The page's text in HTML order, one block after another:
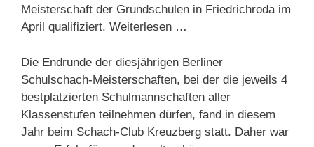
Meisterschaft der Grundschulen in Friedrichroda im
April qualifiziert. Weiterlesen …
Die Endrunde der diesjährigen Berliner
Schulschach-Meisterschaften, bei der die jeweils 4
bestplatzierten Schulmannschaften aller
Klassenstufen teilnehmen dürfen, fand in diesem
Jahr beim Schach-Club Kreuzberg statt. Daher war